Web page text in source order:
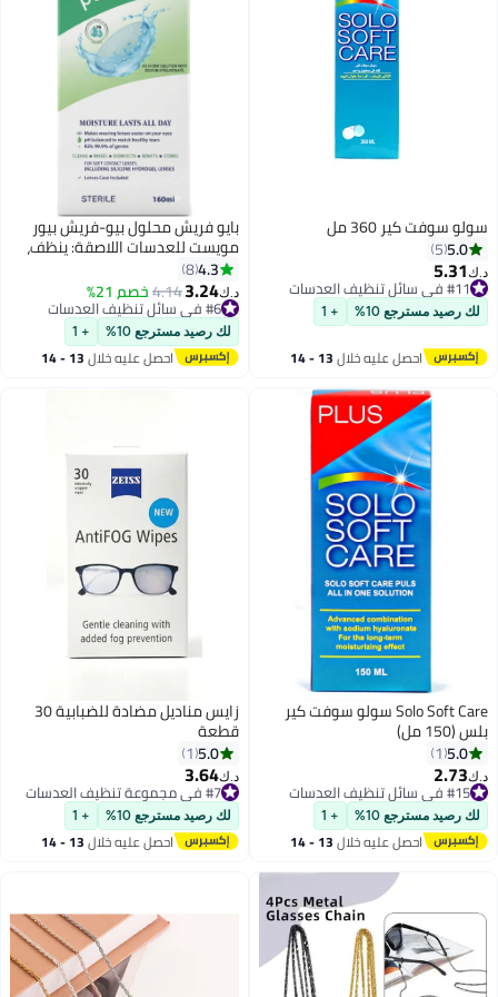
سولو سوفت كير 360 مل
5.0
5
د.ك‏5.31
#11 في سائل تنظيف العدسات
#11 في سائل تنظيف العدسات
لك رصيد مسترجع 10% + 1
احصل عليه خلال 13 - 14
بايو فريش محلول بيو-فريش بيور
مويست للعدسات اللاصقة: ينظف،
يطهر، يحفظ، يشطف، ويعيد ترطيب
العدسات اللاصقة – 160 مل
4.3
8
د.ك‏3.24
4.14خصم 21%
#6 في سائل تنظيف العدسات
#6 في سائل تنظيف العدسات
لك رصيد مسترجع 10% + 1
احصل عليه خلال 13 - 14
Solo Soft Care سولو سوفت كير
بلس (150 مل)
5.0
1
د.ك‏2.73
#15 في سائل تنظيف العدسات
#15 في سائل تنظيف العدسات
لك رصيد مسترجع 10% + 1
احصل عليه خلال 13 - 14
زايس مناديل مضادة للضبابية 30
قطعة
5.0
1
د.ك‏3.64
#7 في مجموعة تنظيف العدسات
أقل سعر في السنة
#7 في مجموعة تنظيف العدسات
لك رصيد مسترجع 10% + 1
احصل عليه خلال 13 - 14